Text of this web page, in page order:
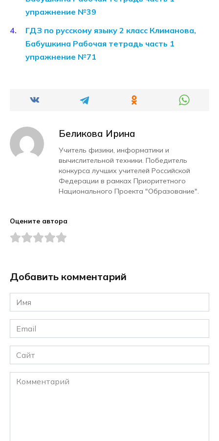
упражнение №39
ГДЗ по русскому языку 2 класс Климанова,
Бабушкина Рабочая тетрадь часть 1
упражнение №71
Беликова Ирина
Учитель физики, информатики и
вычислительной техники. Победитель
конкурса лучших учителей Российской
Федерации в рамках Приоритетного
Национального Проекта "Образование".
Оцените автора
Добавить комментарий
Имя
*
Email
*
Сайт
Комментарий